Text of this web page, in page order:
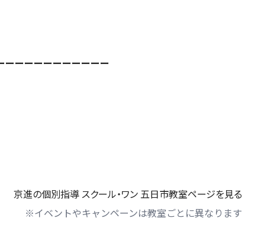
ーーーーーーーーーー
京進の個別指導 スクール・ワン 五日市教室ページを見る
※イベントやキャンペーンは教室ごとに異なります